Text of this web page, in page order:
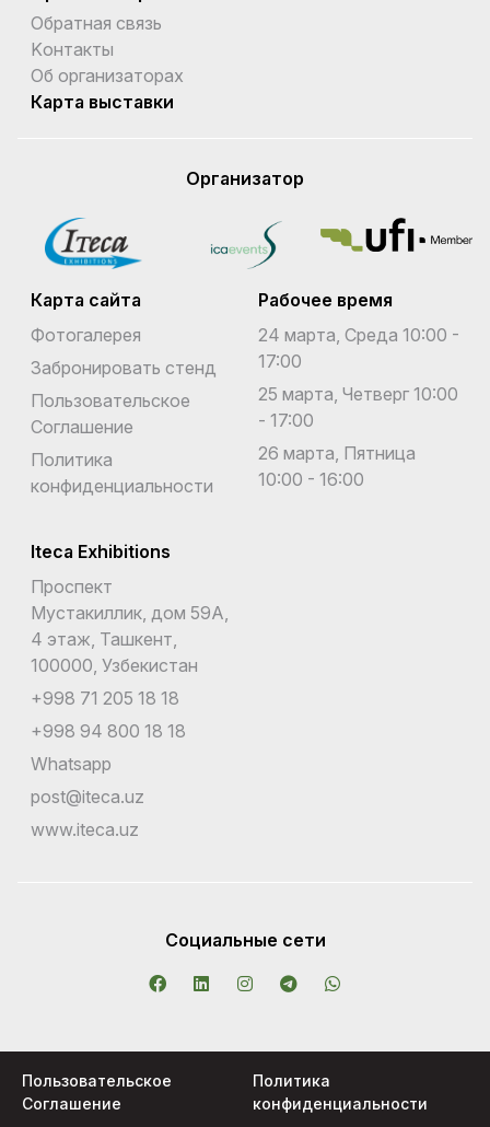
Обратная связь
Kонтакты
Об организаторах
Карта выставки
Организатор
Карта сайта
Фотогалерея
Забронировать стенд
Пользовательское
Соглашение
Политика
конфиденциальности
Рабочее время
24 марта, Среда 10:00 -
17:00
25 марта, Четверг 10:00
- 17:00
26 марта, Пятница
10:00 - 16:00
Iteca Exhibitions
Проспект
Мустакиллик, дом 59А,
4 этаж, Ташкент,
100000, Узбекистан
+998 71 205 18 18
+998 94 800 18 18
Whatsapp
post@iteca.uz
www.iteca.uz
Социальные сети
Пользовательское
Соглашение
Политика
конфиденциальности